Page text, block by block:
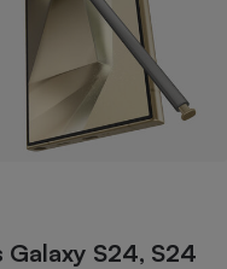
S24, S24
- Hygiène
- Crédit
- Fiscalité
routière
technique -
détachée
climatiseur
Électricité - Gaz
casque audio
ordinateur
Crédit immobilier
tondeuse
- Beauté
Maison de retraite